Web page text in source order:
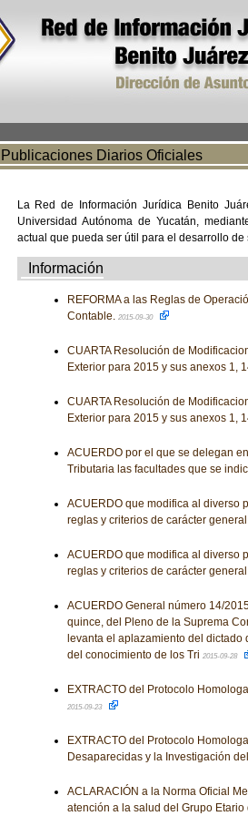
Publicaciones Diarios Oficiales
La Red de Información Jurídica Benito
Universidad Autónoma de Yucatán,
actual que pueda ser útil para el desarrollo de
Información
REFORMA a las Reglas de
Contable. 2015-09-30
CUARTA Resolución de
Exterior para 2015 y sus anexos 1,
CUARTA Resolución de
Exterior para 2015 y sus anexos 1,
ACUERDO por el que se delegan
Tributaria las facultades que se
ACUERDO que modifica al diverso
reglas y criterios de carácter
ACUERDO que modifica al diverso
reglas y criterios de carácter
ACUERDO General número 14/
quince, del Pleno de la Suprema
levanta el aplazamiento del
del conocimiento de los Tri 2015-09-28
EXTRACTO del Protocolo
2015-09-23
EXTRACTO del Protocolo
Desaparecidas y la Investigación
ACLARACIÓN a la Norma Oficial
atención a la salud del Grupo